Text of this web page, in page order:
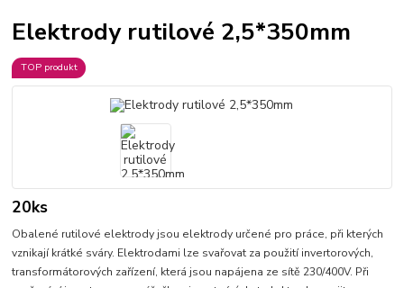
Elektrody rutilové 2,5*350mm
TOP produkt
20ks
Obalené rutilové elektrody jsou elektrody určené pro práce, při kterých
vznikají krátké sváry. Elektrodami lze svařovat za použití invertorových,
transformátorových zařízení, která jsou napájena ze sítě 230/400V. Při